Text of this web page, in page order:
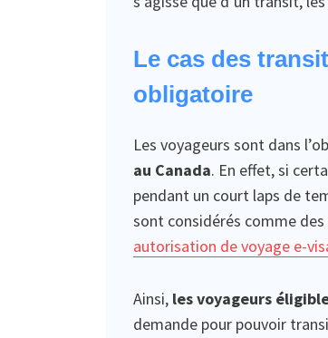
Le cas des
obligatoire
Les voyageurs sont dans
au Canada. En effet, si
pendant un court laps de
sont considérés comme
autorisation de voyage e-
Ainsi, les voyageurs
demande pour pouvoir